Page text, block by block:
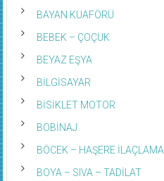
BAYAN KUAFÖRÜ
BEBEK – ÇOÇUK
BEYAZ EŞYA
BİLGİSAYAR
BİSİKLET MOTOR
BOBİNAJ
BÖCEK – HAŞERE İLAÇLAMA
BOYA – SIVA – TADİLAT